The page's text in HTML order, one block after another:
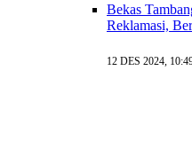
Bekas
Reklamasi,
12 DES 2024,